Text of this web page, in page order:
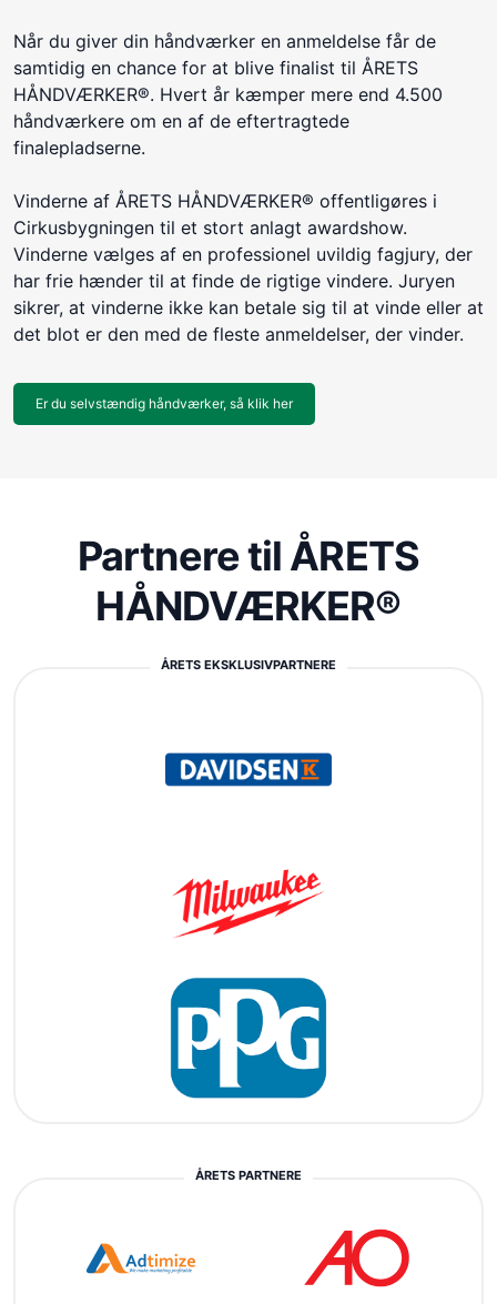
Når du giver din håndværker en anmeldelse får de
samtidig en chance for at blive finalist til ÅRETS
HÅNDVÆRKER®. Hvert år kæmper mere end 4.500
håndværkere om en af de eftertragtede
finalepladserne.
Vinderne af ÅRETS HÅNDVÆRKER® offentligøres i
Cirkusbygningen til et stort anlagt awardshow.
Vinderne vælges af en professionel uvildig fagjury, der
har frie hænder til at finde de rigtige vindere. Juryen
sikrer, at vinderne ikke kan betale sig til at vinde eller at
det blot er den med de fleste anmeldelser, der vinder.
Er du selvstændig håndværker, så klik her
Partnere til ÅRETS
HÅNDVÆRKER®
ÅRETS EKSKLUSIVPARTNERE
ÅRETS PARTNERE